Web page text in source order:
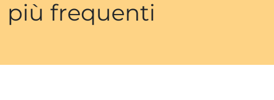
più frequenti